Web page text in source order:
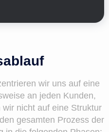
wir uns auf eine
an jeden Kunden,
nicht auf eine Struktur
gesamten Prozess der